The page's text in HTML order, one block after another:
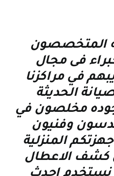
المتخصصون
فى مجال
في مراكزنا
الحديثة
مخلصون في
وفنيون
المنزلية
كشف الاعطال